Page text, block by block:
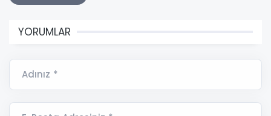
YORUMLAR
Adınız *